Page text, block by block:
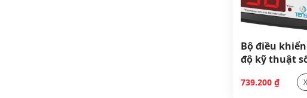
Bộ điều
độ kỹ thuật
739.200 ₫